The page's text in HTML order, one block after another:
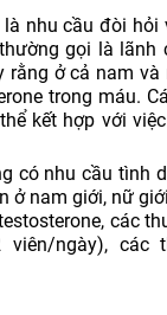
là nhu cầu đòi
gọi là lãnh
ở cả nam
trong máu.
kết hợp với
có nhu cầu tình
ở nam giới, nữ
các
ngày), các